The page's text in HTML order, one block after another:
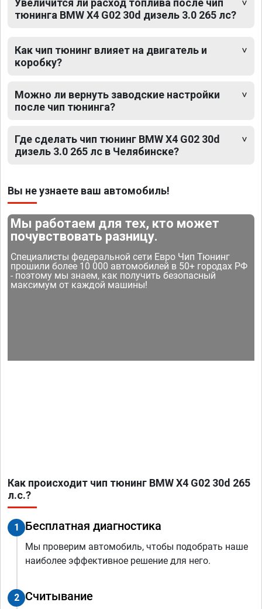
Увеличится ли расход топлива после чип
тюнинга BMW X4 G02 30d дизель 3.0 265 лс?
Как чип тюнинг влияет на двигатель и
коробку?
Можно ли вернуть заводские настройки
после чип тюнинга?
Где сделать чип тюнинг BMW X4 G02 30d
дизель 3.0 265 лс в Челябинске?
Вы не узнаете ваш автомобиль!
Мы работаем для тех, кто может
почувствовать разницу.
Специалисты федеральной сети Евро Чип Тюнинг
прошили более 10 000 автомобилей в 50+ городах РФ
- поэтому мы знаем, как получить безопасный
максимум от каждой машины!
Как происходит чип тюнинг BMW X4 G02 30d 265
л.с.?
1 Бесплатная диагностика
Мы проверим автомобиль, чтобы подобрать наше
наиболее эффективное решение для него.
2 Считывание